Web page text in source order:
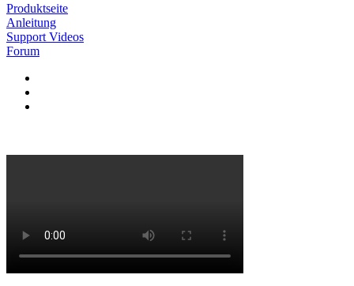
Produktseite
Anleitung
Support Videos
Forum